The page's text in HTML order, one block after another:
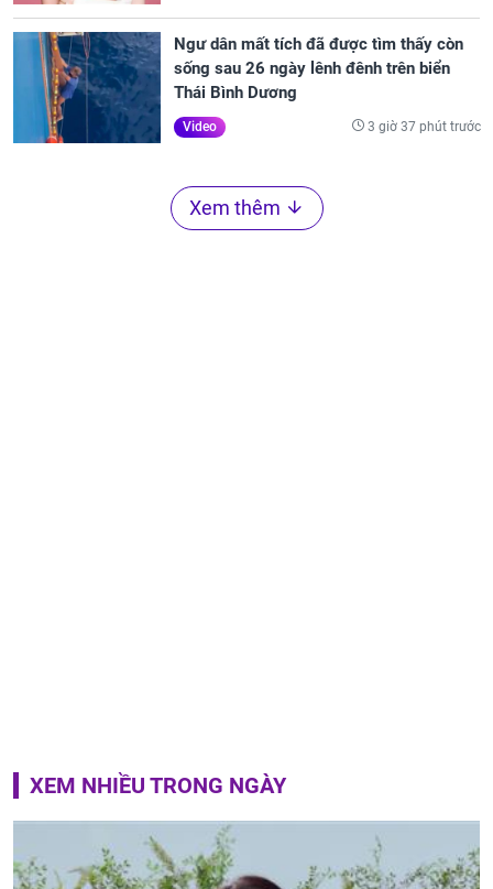
Ngư dân mất tích đã được tìm thấy còn
sống sau 26 ngày lênh đênh trên biển
Thái Bình Dương
Video 3 giờ 37 phút trước
Xem thêm
XEM NHIỀU TRONG NGÀY